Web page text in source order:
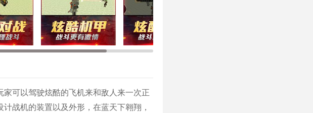
可以驾驶炫酷的飞机来和敌人来一次正
战机的装置以及外形，在蓝天下翱翔，